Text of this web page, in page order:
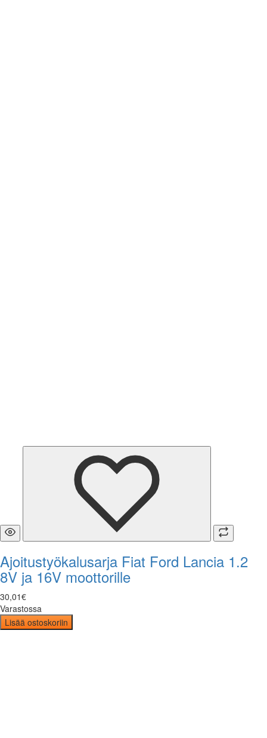
Ajoitustyökalusarja Fiat Ford Lancia 1.2
8V ja 16V moottorille
30,01€
Varastossa
Lisää ostoskoriin